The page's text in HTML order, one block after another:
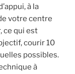
à la
votre centre
ce qui est
courir 10
possibles.
à